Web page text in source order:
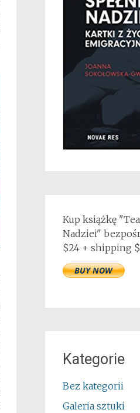
Kup książkę
Nadziei"
$24 + shipping
Kategorie
Bez kategorii
Galeria sztuki